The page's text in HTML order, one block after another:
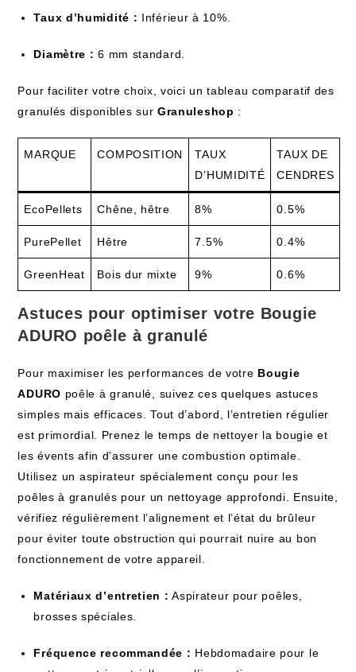
Taux d’humidité : Inférieur à 10%.
Diamètre : 6 mm standard.
Pour faciliter votre choix, voici un tableau comparatif des
granulés disponibles sur Granuleshop :
MARQUE COMPOSITION
TAUX
D’HUMIDITÉ
TAUX DE
CENDRES
EcoPellets Chêne, hêtre 8% 0.5%
PurePellet Hêtre 7.5% 0.4%
GreenHeat Bois dur mixte 9% 0.6%
Astuces pour optimiser votre Bougie
ADURO poêle à granulé
Pour maximiser les performances de votre Bougie
ADURO poêle à granulé, suivez ces quelques astuces
simples mais efficaces. Tout d’abord, l’entretien régulier
est primordial. Prenez le temps de nettoyer la bougie et
les évents afin d’assurer une combustion optimale.
Utilisez un aspirateur spécialement conçu pour les
poêles à granulés pour un nettoyage approfondi. Ensuite,
vérifiez régulièrement l’alignement et l’état du brûleur
pour éviter toute obstruction qui pourrait nuire au bon
fonctionnement de votre appareil.
Matériaux d’entretien : Aspirateur pour poêles,
brosses spéciales.
Fréquence recommandée : Hebdomadaire pour le